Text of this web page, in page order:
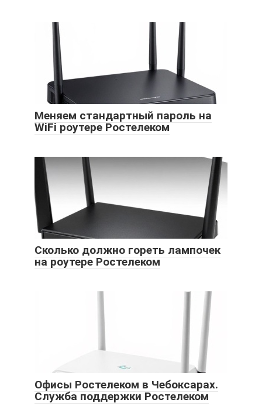
Меняем стандартный пароль на
WiFi роутере Ростелеком
Сколько должно гореть лампочек
на роутере Ростелеком
Офисы Ростелеком в Чебоксарах.
Служба поддержки Ростелеком